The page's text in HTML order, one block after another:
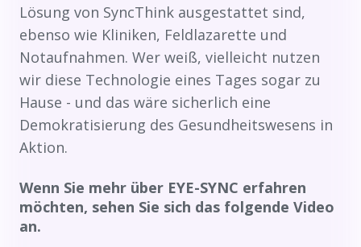
Lösung von SyncThink ausgestattet sind,
ebenso wie Kliniken, Feldlazarette und
Notaufnahmen. Wer weiß, vielleicht nutzen
wir diese Technologie eines Tages sogar zu
Hause - und das wäre sicherlich eine
Demokratisierung des Gesundheitswesens in
Aktion.
Wenn Sie mehr über EYE-SYNC erfahren
möchten, sehen Sie sich das folgende Video
an.